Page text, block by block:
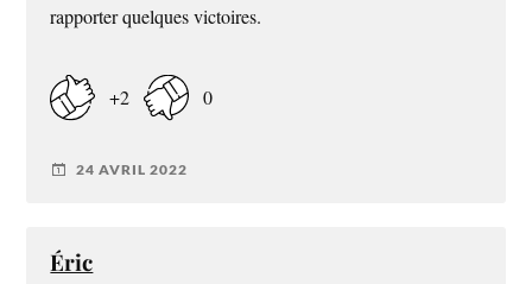
rapporter quelques victoires.
+2 0
24 AVRIL 2022
Éric